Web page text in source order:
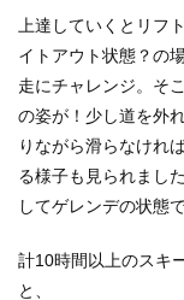
上達していくとリフ
イトアウト状態？の
走にチャレンジ。そ
の姿が！少し道を外
りながら滑らなけれ
る様子も見られまし
してゲレンデの状態で
計10時間以上のスキ
と、